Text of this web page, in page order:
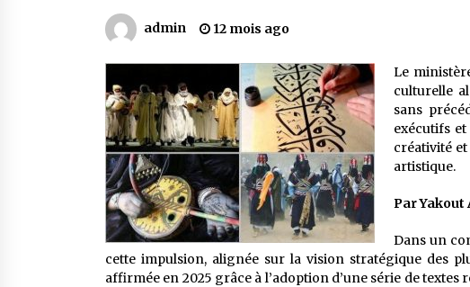
5 ans ago
Un conte targui/ Quand la tête est
vide
5 ans ago
admin 12 mois ago
Le
culturelle
sans
exécutifs
créativité
artistique.
Par Yakout
Dans un
cette impulsion, alignée sur la vision stratégique des
affirmée en 2025 grâce à l’adoption d’une série de